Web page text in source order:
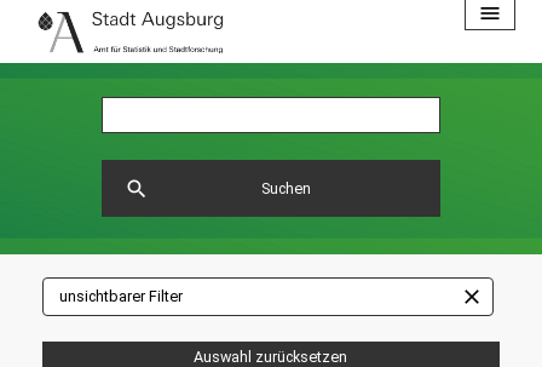
menu
Suchen
search
unsichtbarer Filter close
Auswahl zurücksetzen